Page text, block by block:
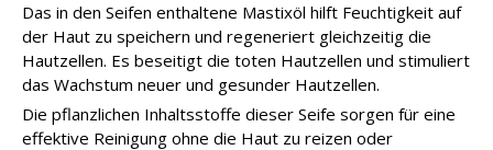
Das in den Seifen enthaltene Mastixöl hilft Feuchtigkeit auf
der Haut zu speichern und regeneriert gleichzeitig die
Hautzellen. Es beseitigt die toten Hautzellen und stimuliert
das Wachstum neuer und gesunder Hautzellen.
Die pflanzlichen Inhaltsstoffe dieser Seife sorgen für eine
effektive Reinigung ohne die Haut zu reizen oder